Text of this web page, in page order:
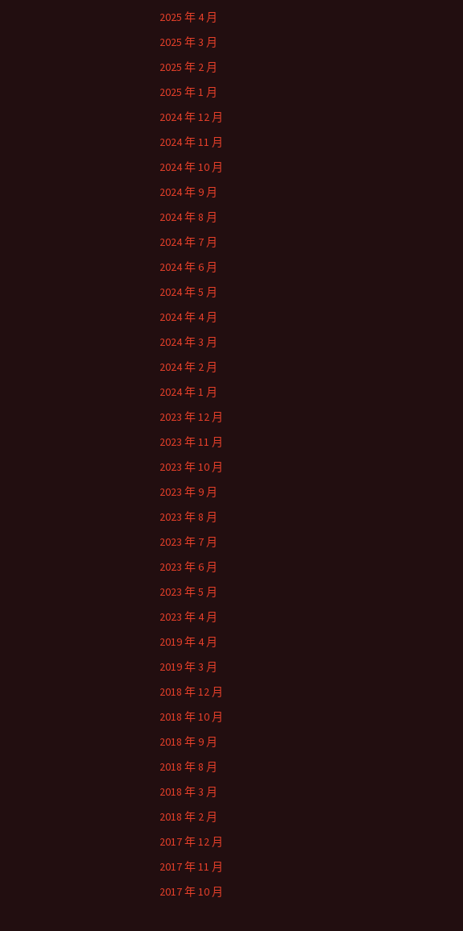
2025 年 4 月
2025 年 3 月
2025 年 2 月
2025 年 1 月
2024 年 12 月
2024 年 11 月
2024 年 10 月
2024 年 9 月
2024 年 8 月
2024 年 7 月
2024 年 6 月
2024 年 5 月
2024 年 4 月
2024 年 3 月
2024 年 2 月
2024 年 1 月
2023 年 12 月
2023 年 11 月
2023 年 10 月
2023 年 9 月
2023 年 8 月
2023 年 7 月
2023 年 6 月
2023 年 5 月
2023 年 4 月
2019 年 4 月
2019 年 3 月
2018 年 12 月
2018 年 10 月
2018 年 9 月
2018 年 8 月
2018 年 3 月
2018 年 2 月
2017 年 12 月
2017 年 11 月
2017 年 10 月